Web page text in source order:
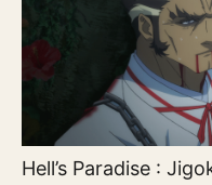
Hell’s Paradise :